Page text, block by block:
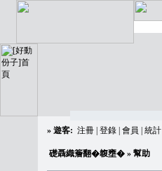
» 遊客: 注冊 登錄 會員 統計
礎聶織簷翻�䪖壅� » 幫助